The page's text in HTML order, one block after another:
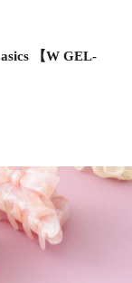
【W GEL-